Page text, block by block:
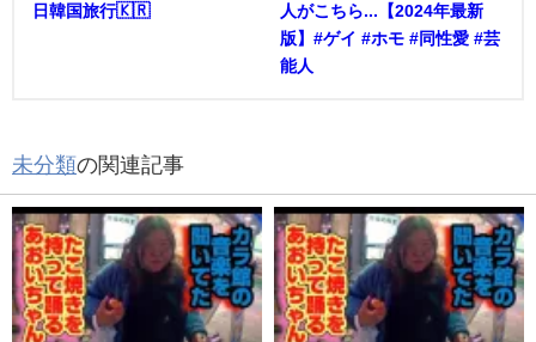
日韓国旅行🇰🇷
人がこちら...【2024年最新
版】#ゲイ #ホモ #同性愛 #芸
能人
未分類の関連記事